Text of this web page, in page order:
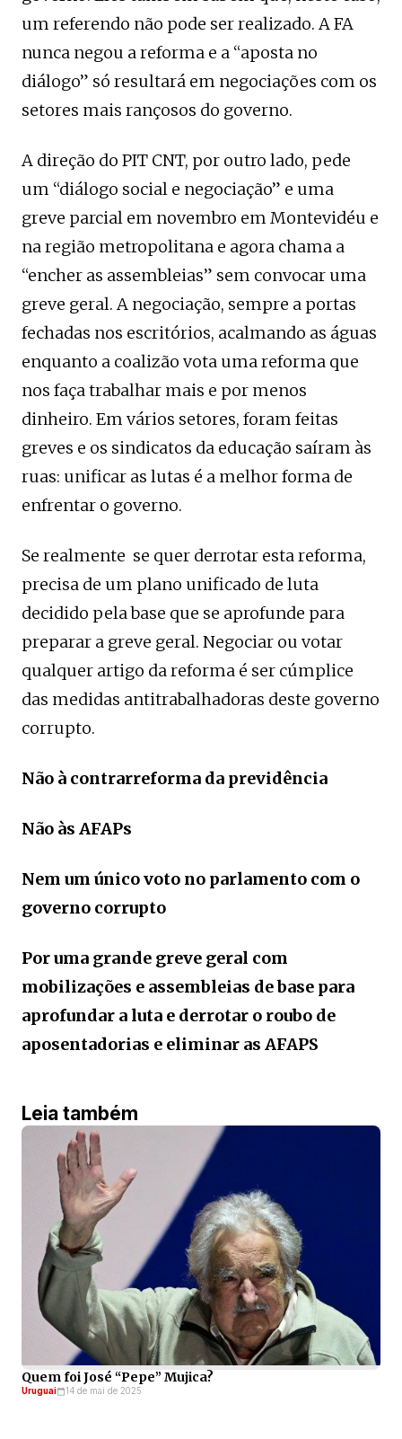
um referendo não pode ser realizado. A FA
nunca negou a reforma e a “aposta no
diálogo” só resultará em negociações com os
setores mais rançosos do governo.
A direção do PIT CNT, por outro lado, pede
um “diálogo social e negociação” e uma
greve parcial em novembro em Montevidéu e
na região metropolitana e agora chama a
“encher as assembleias” sem convocar uma
greve geral. A negociação, sempre a portas
fechadas nos escritórios, acalmando as águas
enquanto a coalizão vota uma reforma que
nos faça trabalhar mais e por menos
dinheiro. Em vários setores, foram feitas
greves e os sindicatos da educação saíram às
ruas: unificar as lutas é a melhor forma de
enfrentar o governo.
Se realmente se quer derrotar esta reforma,
precisa de um plano unificado de luta
decidido pela base que se aprofunde para
preparar a greve geral. Negociar ou votar
qualquer artigo da reforma é ser cúmplice
das medidas antitrabalhadoras deste governo
corrupto.
Não à contrarreforma da previdência
Não às AFAPs
Nem um único voto no parlamento com o
governo corrupto
Por uma grande greve geral com
mobilizações e assembleias de base para
aprofundar a luta e derrotar o roubo de
aposentadorias e eliminar as AFAPS
Leia também
Quem foi José “Pepe” Mujica?
Uruguai 14 de mai de 2025